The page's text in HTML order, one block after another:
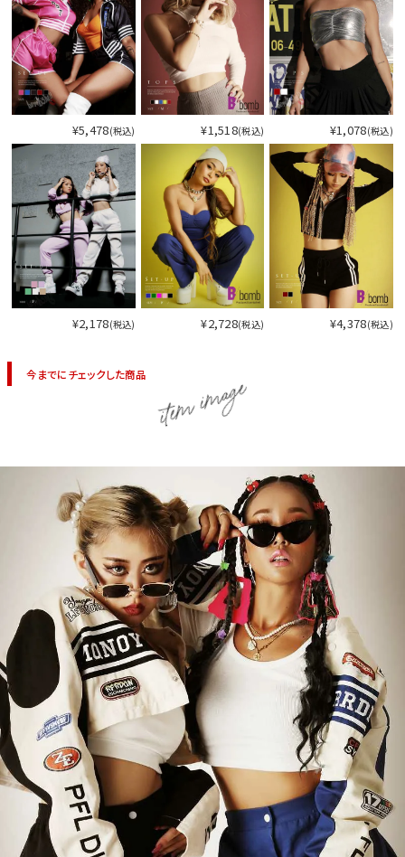
¥5,478(税込) ¥1,518(税込) ¥1,078(税込)
¥2,178(税込) ¥2,728(税込) ¥4,378(税込)
今までにチェックした商品 item image